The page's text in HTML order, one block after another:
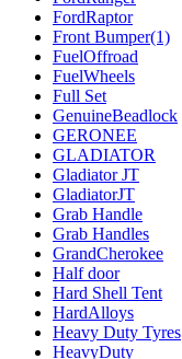
FordRaptor
Front Bumper(1)
FuelOffroad
FuelWheels
Full Set
GenuineBeadlock
GERONEE
GLADIATOR
Gladiator JT
GladiatorJT
Grab Handle
Grab Handles
GrandCherokee
Half door
Hard Shell Tent
HardAlloys
Heavy Duty Tyres
HeavyDuty